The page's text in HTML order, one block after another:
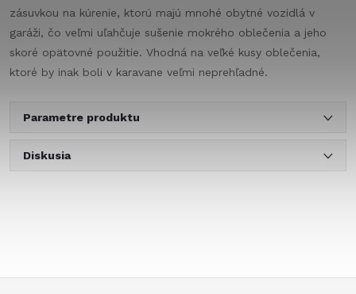
zásuvkou na kúrenie, ktorú majú mnohé obytné vozidlá v
garáži, čo veľmi uľahčuje sušenie mokrého oblečenia a jeho
skoré opätovné použitie. Vhodná na veľké kusy oblečenia,
ktoré by inak boli v karavane veľmi neprehľadné.
Parametre produktu
Diskusia